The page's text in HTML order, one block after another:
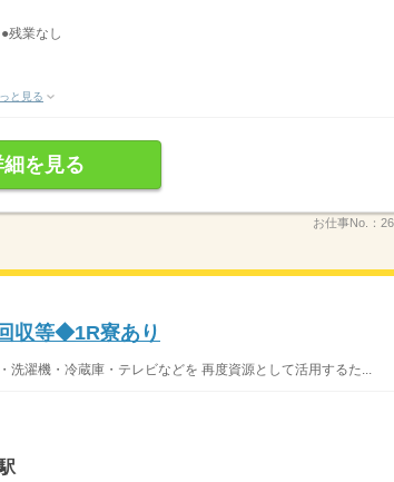
残業なし
と見る
を見る
お仕事No.：
収等◆1R寮あり
洗濯機・冷蔵庫・テレビなどを 再度資源として活用するた...